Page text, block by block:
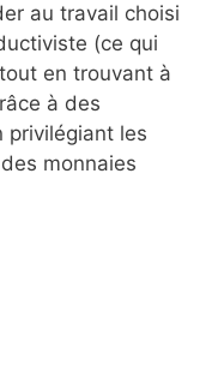
au travail choisi
(ce qui
en trouvant à
à des
privilégiant les
monnaies